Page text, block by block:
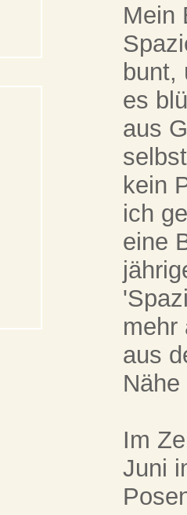
Mein
bunt,
es
aus
kein
ich
eine
mehr
aus
Im
Juni